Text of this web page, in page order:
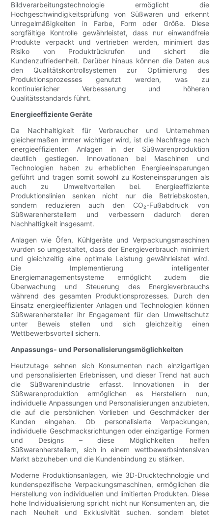
Bildverarbeitungstechnologie ermöglicht die
Hochgeschwindigkeitsprüfung von Süßwaren und erkennt
Unregelmäßigkeiten in Farbe, Form oder Größe. Diese
sorgfältige Kontrolle gewährleistet, dass nur einwandfreie
Produkte verpackt und vertrieben werden, minimiert das
Risiko von Produktrückrufen und sichert die
Kundenzufriedenheit. Darüber hinaus können die Daten aus
den Qualitätskontrollsystemen zur Optimierung des
Produktionsprozesses genutzt werden, was zu
kontinuierlicher Verbesserung und höheren
Qualitätsstandards führt.
Energieeffiziente Geräte
Da Nachhaltigkeit für Verbraucher und Unternehmen
gleichermaßen immer wichtiger wird, ist die Nachfrage nach
energieeffizienten Anlagen in der Süßwarenproduktion
deutlich gestiegen. Innovationen bei Maschinen und
Technologien haben zu erheblichen Energieeinsparungen
geführt und tragen somit sowohl zu Kosteneinsparungen als
auch zu Umweltvorteilen bei. Energieeffiziente
Produktionslinien senken nicht nur die Betriebskosten,
sondern reduzieren auch den CO₂-Fußabdruck von
Süßwarenherstellern und verbessern dadurch deren
Nachhaltigkeit insgesamt.
Anlagen wie Öfen, Kühlgeräte und Verpackungsmaschinen
wurden so umgestaltet, dass der Energieverbrauch minimiert
und gleichzeitig eine optimale Leistung gewährleistet wird.
Die Implementierung intelligenter
Energiemanagementsysteme ermöglicht zudem die
Überwachung und Steuerung des Energieverbrauchs
während des gesamten Produktionsprozesses. Durch den
Einsatz energieeffizienter Anlagen und Technologien können
Süßwarenhersteller ihr Engagement für den Umweltschutz
unter Beweis stellen und sich gleichzeitig einen
Wettbewerbsvorteil sichern.
Anpassungs- und Personalisierungsmöglichkeiten
Heutzutage sehnen sich Konsumenten nach einzigartigen
und personalisierten Erlebnissen, und dieser Trend hat auch
die Süßwarenindustrie erfasst. Innovationen in der
Süßwarenproduktion ermöglichen es Herstellern nun,
individuelle Anpassungen und Personalisierungen anzubieten,
die auf die persönlichen Vorlieben und Geschmäcker der
Kunden eingehen. Ob personalisierte Verpackungen,
individuelle Geschmacksrichtungen oder einzigartige Formen
und Designs – diese Möglichkeiten helfen
Süßwarenherstellern, sich in einem wettbewerbsintensiven
Markt abzuheben und die Kundenbindung zu stärken.
Moderne Produktionsanlagen, wie 3D-Drucktechnologie und
kundenspezifische Verpackungsmaschinen, ermöglichen die
Herstellung von individuellen und limitierten Produkten. Diese
hohe Individualisierung spricht nicht nur Konsumenten an, die
nach Neuheit und Exklusivität suchen, sondern bietet